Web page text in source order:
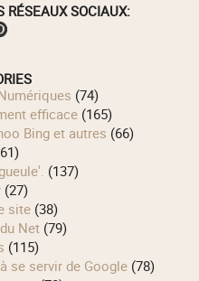
RÉSEAUX SOCIAUX:
(74)
efficace(165)
Bing et autres (66)
(137)
(27)
site(38)
Net(79)
(115)
à se servir de Google(78)